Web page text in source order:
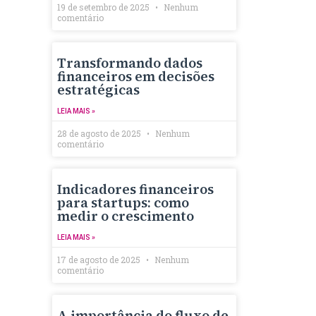
19 de setembro de 2025
Nenhum
comentário
Transformando dados
financeiros em decisões
estratégicas
LEIA MAIS »
28 de agosto de 2025
Nenhum
comentário
Indicadores financeiros
para startups: como
medir o crescimento
LEIA MAIS »
17 de agosto de 2025
Nenhum
comentário